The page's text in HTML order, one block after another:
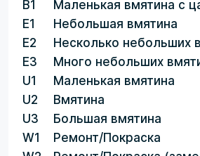
B1
Маленькая вмятина с
E1
Небольшая вмятина
E2
Несколько небольших
E3
Много небольших
U1
Маленькая вмятина
U2
Вмятина
U3
Большая вмятина
W1
Ремонт/Покраска